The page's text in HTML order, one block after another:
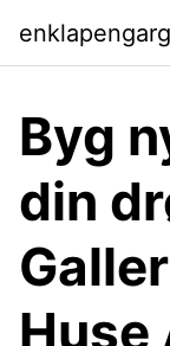
Byg
din
Huse